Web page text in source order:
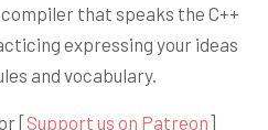
that speaks the C++
expressing your ideas
and vocabulary.
[Support us on Patreon]